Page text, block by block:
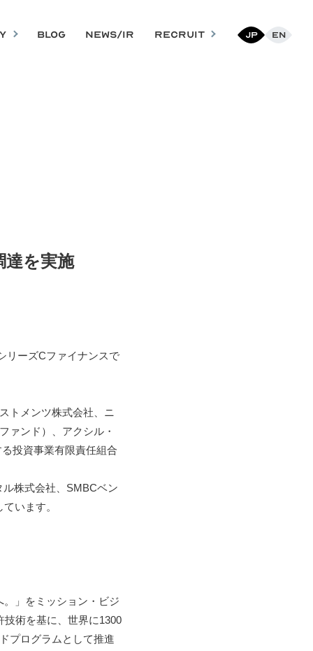
Jp En
BLOG NEWS/IR RECRUIT
達を実施
リーズCファイナンスで
トメンツ株式会社、ニ
ァンド）、アクシル・
投資事業有限責任組合
株式会社、SMBCベン
います。
」をミッション・ビジ
術を基に、世界に1300
プログラムとして推進